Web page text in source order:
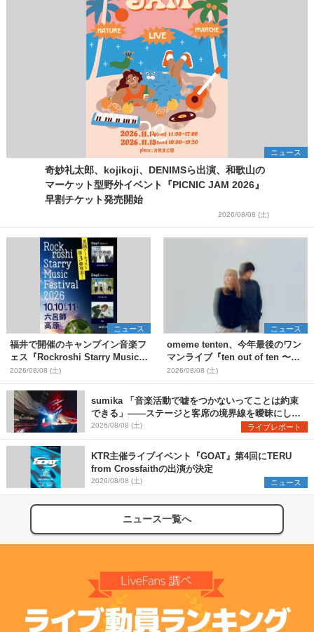
ニュース
奇妙礼太郎、kojikoji、DENIMSら出演、和歌山の
マーケット型野外イベント『PICNIC JAM 2026』
早割チケット発売開始
2026/08/08 (土)
ニュース
福井で開催のキャンプイン音楽フ
ェス『Rockroshi Starry Music
Festival 2026』第3弾出演者とし
てSCOOBIE DO、かりゆし58、
Reiを発表
2026/08/08 (土)
ニュース
omeme tenten、今年最後のワン
マンライブ『ten out of ten 〜
one man〜』を11月に開催決定
2026/08/08 (土)
sumika 「音楽活動で嘘をつかないってことは約束
できる」――ステージと客席の境界線を曖昧にし
た、ツアーファイナル武道館公演レポート
2026/08/08 (土) ライブレポート
KTR主催ライブイベント『GOAT』第4回にTERU
from Crossfaithの出演が決定
2026/08/08 (土) ニュース
ニュース一覧へ